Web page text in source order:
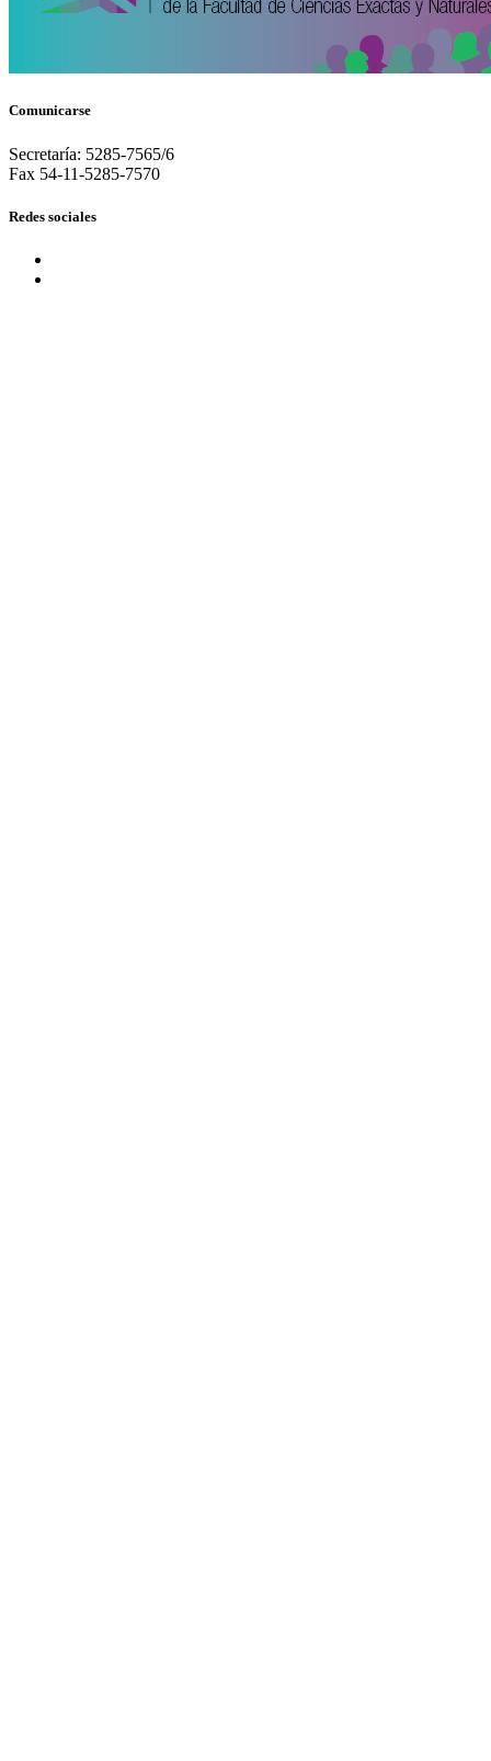
Comunicarse
Secretaría: 5285-7565/6
Fax 54-11-5285-7570
Redes sociales